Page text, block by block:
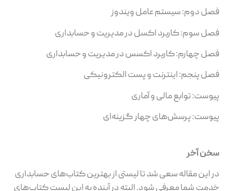
فصل دوم: سیستم عامل ویندوز
فصل سوم: کاربرد اکسل در مدیریت و حسابداری
فصل چهارم: کاربرد اکسس در مدیریت و حسابداری
فصل پنجم: اینترنت و پست الکترونیکی
پیوست: توابع مالی و آماری
پیوست: پرسش‌های چهار گزینه‌ای
سخن آخر
در این مقاله سعی شد تا لیستی از بهترین کتاب‌های حسابداری
خدمت شما معرفی شود. البته در آینده به این لیست کتاب‌های